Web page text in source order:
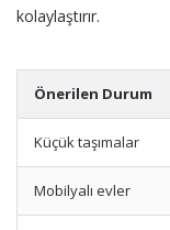
kolaylaştırır.
Önerilen Durum
Küçük taşımalar
Mobilyalı evler